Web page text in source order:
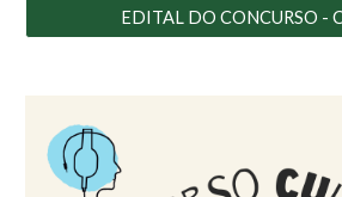
EDITAL DO CONCURSO -